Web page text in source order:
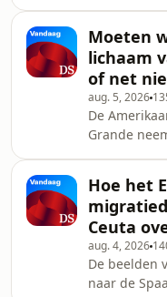
van een mo
Zijn macht
jaar op losse
haar
zegt Bart Lagae.
Gianni
ronde. Na
Fifa verder
Moeten
lichaam
of net
aug. 5, 2026
De
Grande
Is de online
pure
niet
de laatste
Vlaamse
Hoe het
Ceuta
aug. 4, 2026
De beelden
naar de